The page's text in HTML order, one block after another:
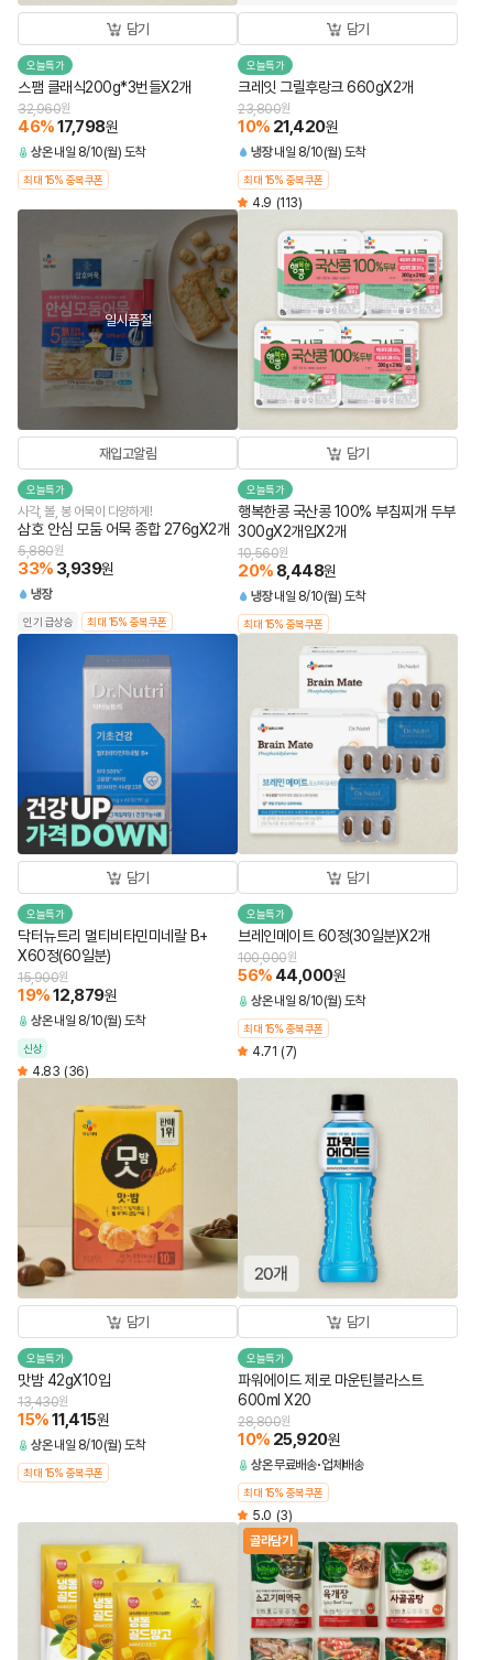
담기
오늘특가
스팸 클래식200g*3번들X2개
32,960원
46%17,798원
상온 내일 8/10(월) 도착
최대 15% 중복쿠폰
담기
오늘특가
크레잇 그릴후랑크 660gX2개
23,800원
10% 21,420원
냉장 내일 8/10(월) 도착
최대 15% 중복쿠폰
4.9 (113)
일시품절
재입고알림
오늘특가
사각, 볼, 봉 어묵이 다양하게!
삼호 안심 모둠 어묵 종합 276gX2개
5,880원
33% 3,939원
냉장
인기 급상승 최대 15% 중복쿠폰
담기
오늘특가
행복한콩 국산콩 100% 부침찌개 두부
300gX2개입X2개
10,560원
20% 8,448원
냉장 내일 8/10(월) 도착
최대 15% 중복쿠폰
담기
오늘특가
닥터뉴트리 멀티비타민미네랄 B+
X60정(60일분)
15,900원
19%12,879원
상온 내일 8/10(월) 도착
신상
4.83 (36)
담기
오늘특가
브레인메이트 60정(30일분)X2개
100,000원
56% 44,000원
상온 내일 8/10(월) 도착
최대 15% 중복쿠폰
4.71 (7)
담기
오늘특가
맛밤 42gX10입
13,430원
15%11,415원
상온 내일 8/10(월) 도착
최대 15% 중복쿠폰
담기
오늘특가
파워에이드 제로 마운틴블라스트
600ml X20
28,800원
10% 25,920원
상온무료배송 업체배송
최대 15% 중복쿠폰
5.0 (3)
골라담기